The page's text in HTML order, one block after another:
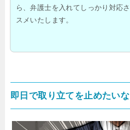
ら、弁護士を入れてしっかり対応
スメいたします。
即日で取り立てを止めたい